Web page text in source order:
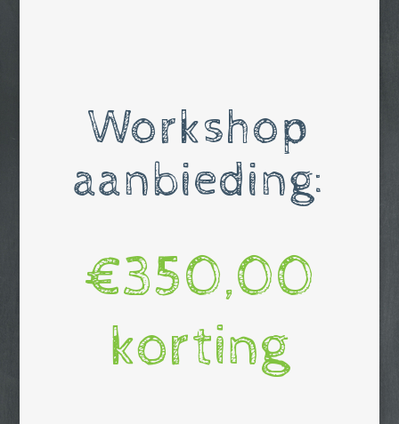
Workshop
aanbieding:
€350,00
korting